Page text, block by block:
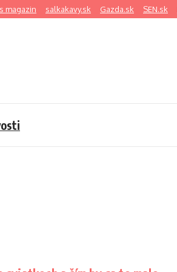
magazin salkakavy.sk Gazda.sk SEN.sk